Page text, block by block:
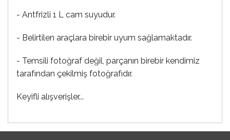
- Antfrizli 1 L cam suyudur.
- Belirtilen araçlara birebir uyum sağlamaktadır.
- Temsili fotoğraf değil, parçanın birebir kendimiz
tarafından çekilmiş fotoğrafıdır.
Keyifli alışverişler...